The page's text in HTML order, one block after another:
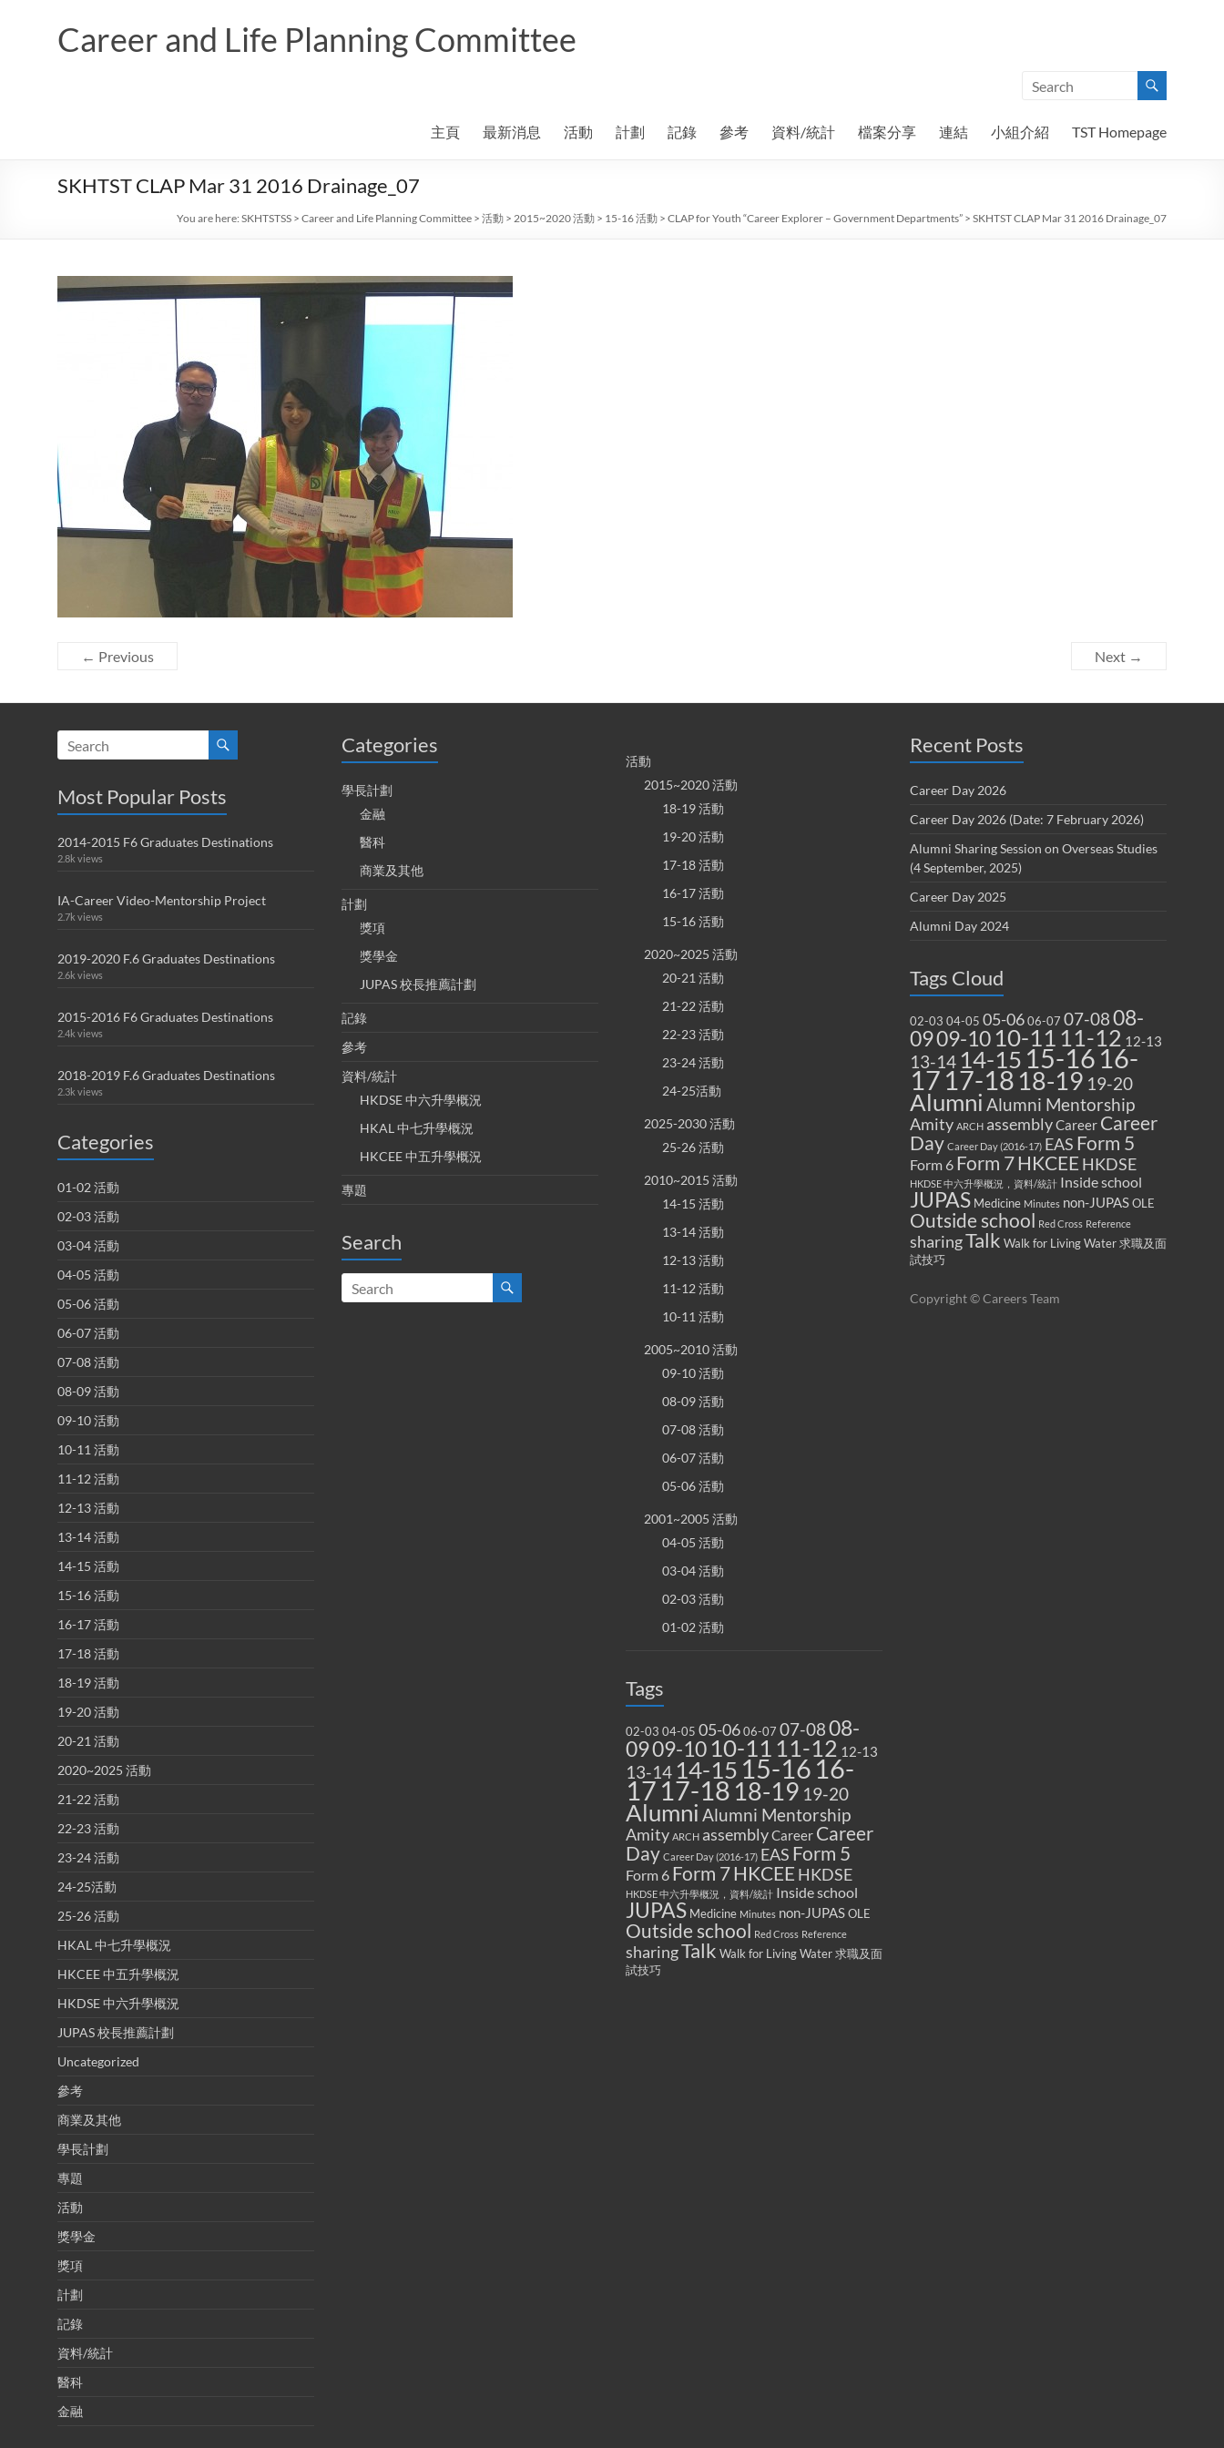
Career and Life Planning Committee
主頁 最新消息 活動 計劃 記錄 參考 資料/統計 檔案分享 連結 小組介紹 TST Homepage
SKHTST CLAP Mar 31 2016 Drainage_07
You are here:SKHTSTSS > Career and Life Planning Committee > 活動 > 2015~2020 活動 > 15-16 活動 > CLAP for Youth “Career Explorer – Government Departments” > SKHTST CLAP Mar 31 2016 Drainage_07
← Previous Next →
Most Popular Posts
2014-2015 F6 Graduates Destinations
2.8k views
IA-Career Video-Mentorship Project
2.7k views
2019-2020 F.6 Graduates Destinations
2.6k views
2015-2016 F6 Graduates Destinations
2.4k views
2018-2019 F.6 Graduates Destinations
2.3k views
Categories
01-02 活動
02-03 活動
03-04 活動
04-05 活動
05-06 活動
06-07 活動
07-08 活動
08-09 活動
09-10 活動
10-11 活動
11-12 活動
12-13 活動
13-14 活動
14-15 活動
15-16 活動
16-17 活動
17-18 活動
18-19 活動
19-20 活動
20-21 活動
2020~2025 活動
21-22 活動
22-23 活動
23-24 活動
24-25活動
25-26 活動
HKAL 中七升學概況
HKCEE 中五升學概況
HKDSE 中六升學概況
JUPAS 校長推薦計劃
Uncategorized
參考
商業及其他
學長計劃
專題
活動
獎學金
獎項
計劃
記錄
資料/統計
醫科
金融
Categories
學長計劃
金融
醫科
商業及其他
計劃
獎項
獎學金
JUPAS 校長推薦計劃
記錄
參考
資料/統計
HKDSE 中六升學概況
HKAL 中七升學概況
HKCEE 中五升學概況
專題
Search
活動
2015~2020 活動
18-19 活動
19-20 活動
17-18 活動
16-17 活動
15-16 活動
2020~2025 活動
20-21 活動
21-22 活動
22-23 活動
23-24 活動
24-25活動
2025-2030 活動
25-26 活動
2010~2015 活動
14-15 活動
13-14 活動
12-13 活動
11-12 活動
10-11 活動
2005~2010 活動
09-10 活動
08-09 活動
07-08 活動
06-07 活動
05-06 活動
2001~2005 活動
04-05 活動
03-04 活動
02-03 活動
01-02 活動
Tags
02-03 04-05 05-0606-07 07-0808-
0909-10 10-11 11-12 12-13
13-14 14-15 15-16 16-
17 17-18 18-19 19-20
Alumni Alumni Mentorship
Amity ARCH assemblyCareer Career
Day Career Day (2016-17) EAS Form 5
Form 6 Form 7HKCEE HKDSE
HKDSE 中六升學概況，資料/統計 Inside school
JUPAS Medicine Minutes non-JUPASOLE
Outside school Red Cross Reference
sharingTalk Walk for Living Water求職及面
試技巧
Recent Posts
Career Day 2026
Career Day 2026 (Date: 7 February 2026)
Alumni Sharing Session on Overseas Studies
(4 September, 2025)
Career Day 2025
Alumni Day 2024
Tags Cloud
02-03 04-05 05-0606-07 07-0808-
0909-10 10-11 11-12 12-13
13-14 14-15 15-16 16-
17 17-18 18-19 19-20
Alumni Alumni Mentorship
Amity ARCH assemblyCareer Career
Day Career Day (2016-17) EAS Form 5
Form 6 Form 7HKCEE HKDSE
HKDSE 中六升學概況，資料/統計 Inside school
JUPAS Medicine Minutes non-JUPASOLE
Outside school Red Cross Reference
sharingTalk Walk for Living Water求職及面
試技巧
Copyright © Careers Team